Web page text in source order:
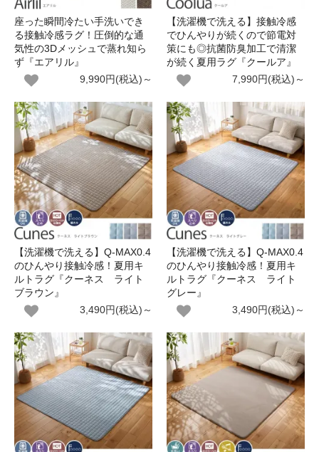
座った瞬間冷たい手洗いでき
る接触冷感ラグ！圧倒的な通
気性の3Dメッシュで蒸れ知ら
ず『エアリル』
9,990円(税込)～
【洗濯機で洗える】接触冷感
でひんやりが続くので節電対
策にも◎抗菌防臭加工で清潔
が続く夏用ラグ『クールア』
7,990円(税込)～
【洗濯機で洗える】Q-MAX0.4
のひんやり接触冷感！夏用キ
ルトラグ『クーネス ライト
ブラウン』
3,490円(税込)～
【洗濯機で洗える】Q-MAX0.4
のひんやり接触冷感！夏用キ
ルトラグ『クーネス ライト
グレー』
3,490円(税込)～